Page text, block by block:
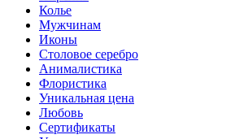
Колье
Мужчинам
Иконы
Столовое серебро
Анималистика
Флористика
Уникальная цена
Любовь
Сертификаты